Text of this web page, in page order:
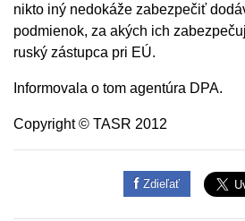
nikto iný nedokáže zabezpečiť
podmienok, za akých ich
ruský zástupca pri EÚ.
Informovala o tom agentúra DPA.
Copyright © TASR 2012
Zdieľať